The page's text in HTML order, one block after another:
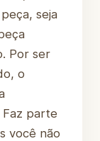
seja
Por ser
o
parte
você não